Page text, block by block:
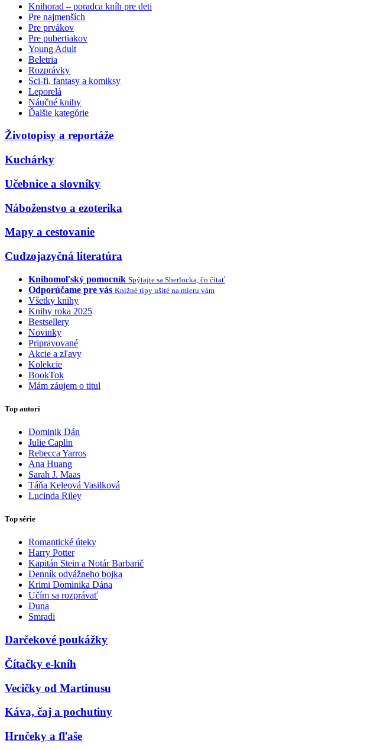
Knihorad – poradca kníh pre deti
Pre najmenších
Pre prvákov
Pre pubertiakov
Young Adult
Beletria
Rozprávky
Sci-fi, fantasy a komiksy
Leporelá
Náučné knihy
Ďalšie kategórie
Životopisy a reportáže
Kuchárky
Učebnice a slovníky
Náboženstvo a ezoterika
Mapy a cestovanie
Cudzojazyčná literatúra
Knihomoľský pomocník Spýtajte sa Sherlocka, čo čítať
Odporúčame pre vás Knižné tipy ušité na mieru vám
Všetky knihy
Knihy roka 2025
Bestsellery
Novinky
Pripravované
Akcie a zľavy
Kolekcie
BookTok
Mám záujem o titul
Top autori
Dominik Dán
Julie Caplin
Rebecca Yarros
Ana Huang
Sarah J. Maas
Táňa Keleová Vasilková
Lucinda Riley
Top série
Romantické úteky
Harry Potter
Kapitán Stein a Notár Barbarič
Denník odvážneho bojka
Krimi Dominika Dána
Učím sa rozprávať
Duna
Smradi
Darčekové poukážky
Čítačky e-kníh
Vecičky od Martinusu
Káva, čaj a pochutiny
Hrnčeky a fľaše